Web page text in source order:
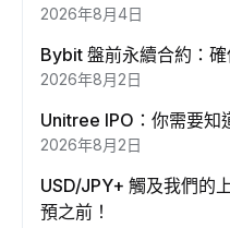
2026年8月4日
Bybit 盤前永續合約：
2026年8月2日
Unitree IPO：你需要知
2026年8月2日
USD/JPY+ 觸及我們的
預之前！